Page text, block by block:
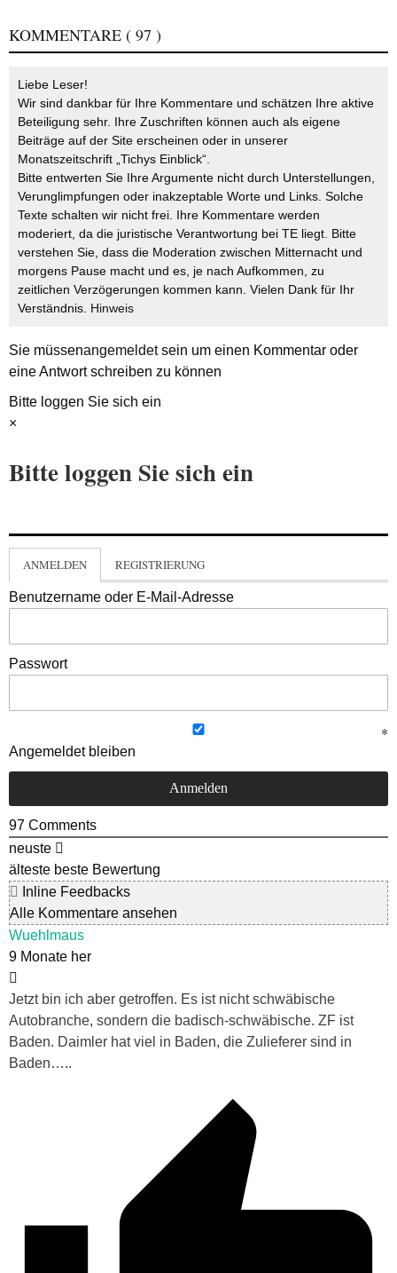
KOMMENTARE ( 97 )
Liebe Leser!
Wir sind dankbar für Ihre Kommentare und schätzen Ihre aktive
Beteiligung sehr. Ihre Zuschriften können auch als eigene
Beiträge auf der Site erscheinen oder in unserer
Monatszeitschrift „Tichys Einblick“.
Bitte entwerten Sie Ihre Argumente nicht durch Unterstellungen,
Verunglimpfungen oder inakzeptable Worte und Links. Solche
Texte schalten wir nicht frei. Ihre Kommentare werden
moderiert, da die juristische Verantwortung bei TE liegt. Bitte
verstehen Sie, dass die Moderation zwischen Mitternacht und
morgens Pause macht und es, je nach Aufkommen, zu
zeitlichen Verzögerungen kommen kann. Vielen Dank für Ihr
Verständnis. Hinweis
Sie müssenangemeldetsein um einen Kommentar oder
eine Antwort schreiben zu können
Bitte loggen Sie sich ein
×
Bitte loggen Sie sich ein
ANMELDEN REGISTRIERUNG
Benutzername oder E-Mail-Adresse
Passwort
Angemeldet bleiben
97 Comments
neuste
älteste beste Bewertung
Inline Feedbacks
Alle Kommentare ansehen
Wuehlmaus
9 Monate her
Jetzt bin ich aber getroffen. Es ist nicht schwäbische
Autobranche, sondern die badisch-schwäbische. ZF ist
Baden. Daimler hat viel in Baden, die Zulieferer sind in
Baden…..